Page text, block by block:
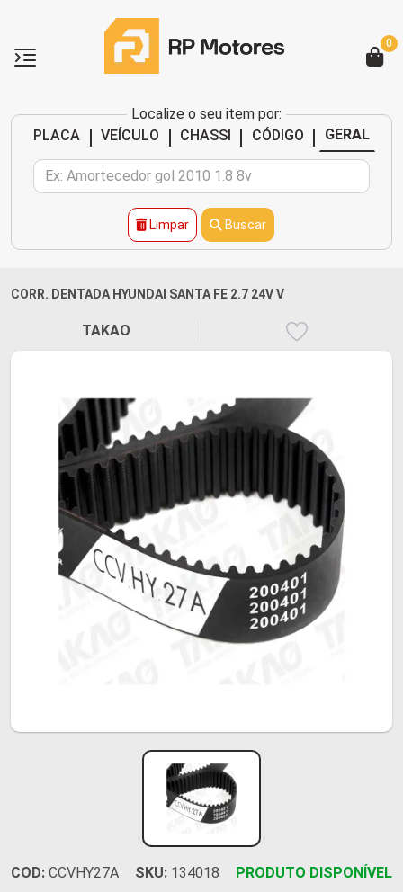
Localize o seu item por:
PLACA
| VEÍCULO | CHASSI | CÓDIGO | GERAL
Limpar Buscar
0
CORR. DENTADA HYUNDAI SANTA FE 2.7 24V V
TAKAO
COD: CCVHY27A SKU: 134018 PRODUTO DISPONÍVEL